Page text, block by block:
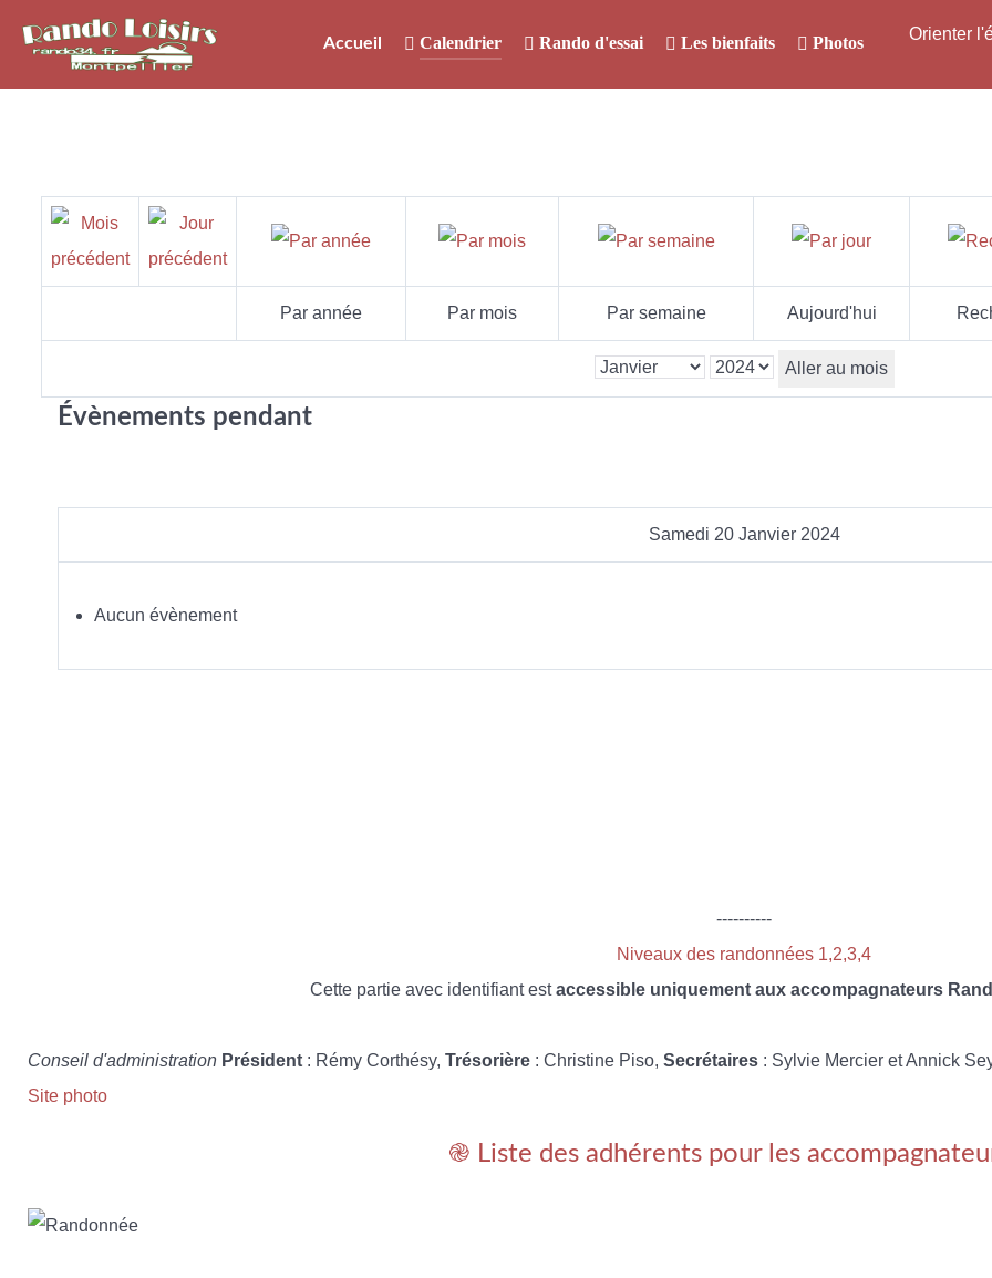
Accueil Calendrier Rando d'essai Les bienfaits Photos Orienter
Par année Par mois Par semaine Aujourd'hui
Aller au mois
Évènements pendant
Samedi 20 Janvier 2024
Aucun évènement
----------
Niveaux des randonnées 1,2,3,4
Cette partie avec identifiant estaccessible uniquement aux accompagnateurs
Conseil d'administration Président : Rémy Corthésy, Trésorière : Christine Piso, Secrétaires : Sylvie Mercier et Annick
Site photo
֎ Liste des adhérents pour les